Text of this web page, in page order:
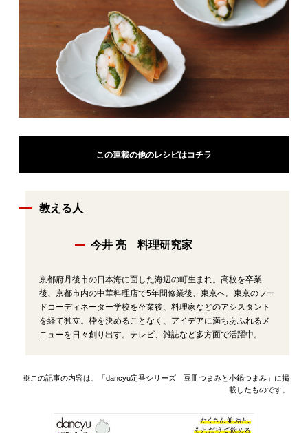
この連載の他のレシピはコチラ
教える人
今井 亮 料理研究家
京都府丹後市の日本海に面した海辺の町生まれ。高校を卒業
後、京都市内の中華料理店で5年間修業後、東京へ。東京のフー
ドコーディネーター学校を卒業後、料理家などのアシスタント
を経て独立。枠を決めることなく、アイデアに満ちあふれるメ
ニューを日々創り出す。テレビ、雑誌など多方面で活躍中。
※この記事の内容は、「dancyu定番シリーズ 豆皿つまみと小鍋つまみ」に掲
載したものです。